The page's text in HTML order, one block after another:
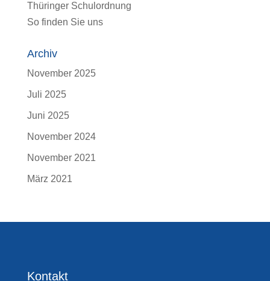
Thüringer Schulordnung
So finden Sie uns
Archiv
November 2025
Juli 2025
Juni 2025
November 2024
November 2021
März 2021
Kontakt